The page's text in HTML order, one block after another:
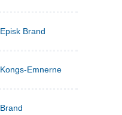
Episk Brand
Kongs-Emnerne
Brand